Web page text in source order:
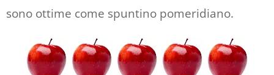
sono ottime come spuntino pomeridiano.